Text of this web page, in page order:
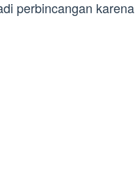
perbincangan karena